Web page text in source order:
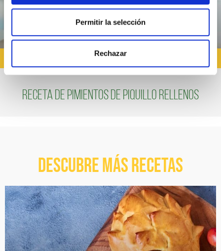
Permitir la selección
Rechazar
RECETAS QUE HAGAN NIÑOS
Receta de pimientos de piquillo rellenos
Descubre más recetas